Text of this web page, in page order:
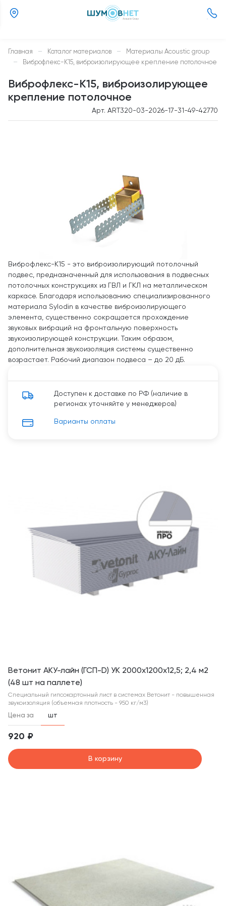
37
Главная — Каталог материалов — Материалы Acoustic group
— Виброфлекс-К15, виброизолирующее крепление потолочное
Виброфлекс-К15, виброизолирующее
крепление потолочное
Арт. ART320-03-2026-17-31-49-42770
Виброфлекс-К15 - это виброизолирующий потолочный
подвес, предназначенный для использования в подвесных
потолочных конструкциях из ГВЛ и ГКЛ на металлическом
каркасе. Благодаря использованию специализированного
материала Sylodin в качестве виброизолирующего
элемента, существенно сокращается прохождение
звуковых вибраций на фронтальную поверхность
звукоизолирующей конструкции. Таким образом,
дополнительная звукоизоляция системы существенно
возрастает. Рабочий диапазон подвеса – до 20 дБ.
Доступен к доставке по РФ (наличие в
регионах уточняйте у менеджеров)
Варианты оплаты
Ветонит АКУ-лайн (ГСП-D) УК 2000х1200х12,5; 2,4 м2
(48 шт на паллете)
Специальный гипсокартонный лист в системах Ветонит - повышенная
звукоизоляция (объемная плотность - 950 кг/м3)
Цена за шт
920 ₽
В корзину